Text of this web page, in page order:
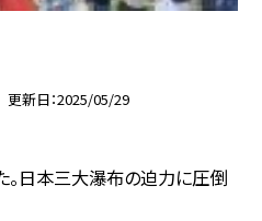
更新日 2025/05/29
。日本三大瀑布の迫力に圧倒